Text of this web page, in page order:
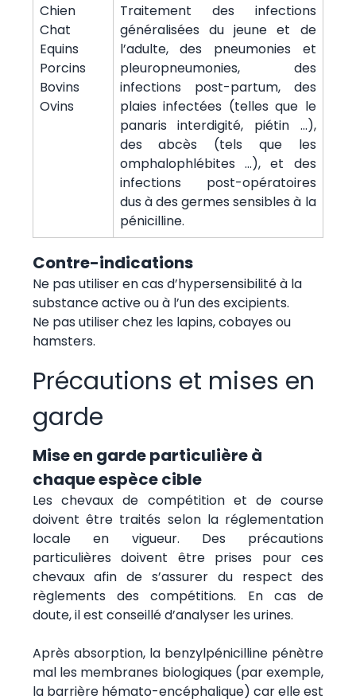
Chien
Chat
Equins
Porcins
Bovins
Ovins
Traitement des infections
généralisées du jeune et de
l’adulte, des pneumonies et
pleuropneumonies, des
infections post-partum, des
plaies infectées (telles que le
panaris interdigité, piétin ...),
des abcès (tels que les
omphalophlébites ...), et des
infections post-opératoires
dus à des germes sensibles à la
pénicilline.
Contre-indications
Ne pas utiliser en cas d’hypersensibilité à la
substance active ou à l’un des excipients.
Ne pas utiliser chez les lapins, cobayes ou
hamsters.
Précautions et mises en
garde
Mise en garde particulière à
chaque espèce cible
Les chevaux de compétition et de course
doivent être traités selon la réglementation
locale en vigueur. Des précautions
particulières doivent être prises pour ces
chevaux afin de s’assurer du respect des
règlements des compétitions. En cas de
doute, il est conseillé d’analyser les urines.
Après absorption, la benzylpénicilline pénètre
mal les membranes biologiques (par exemple,
la barrière hémato-encéphalique) car elle est